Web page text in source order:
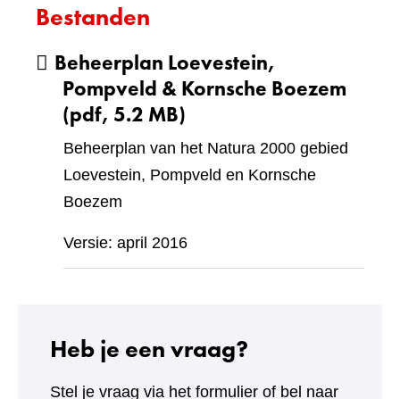
Bestanden
Beheerplan Loevestein,
Pompveld & Kornsche Boezem
(pdf, 5.2 MB)
Beheerplan van het Natura 2000 gebied
Loevestein, Pompveld en Kornsche
Boezem
Versie: april 2016
Heb je een vraag?
Stel je vraag via het formulier of bel naar